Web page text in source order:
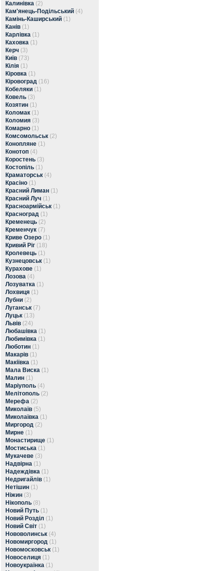
Калинівка (2)
Кам'янець-Подільський (4)
Камінь-Каширський (1)
Канів (1)
Карлівка (1)
Каховка (1)
Керч (3)
Київ (73)
Кілія (1)
Кіровка (1)
Кіровоград (16)
Кобеляки (1)
Ковель (3)
Козятин (1)
Коломак (1)
Коломия (3)
Комарно (1)
Комсомольськ (2)
Конопляне (1)
Конотоп (4)
Коростень (3)
Костопіль (1)
Краматорськ (4)
Красіно (1)
Красний Лиман (1)
Красний Луч (1)
Красноармійськ (1)
Красноград (1)
Кременець (2)
Кременчук (7)
Криве Озеро (1)
Кривий Ріг (18)
Кролевець (1)
Кузнецовськ (1)
Курахове (1)
Лозова (4)
Лозуватка (1)
Лохвиця (1)
Лубни (2)
Луганськ (7)
Луцьк (13)
Львів (24)
Любашівка (1)
Любимівка (1)
Люботин (1)
Макарів (1)
Макіївка (1)
Мала Виска (1)
Малин (1)
Маріуполь (4)
Мелітополь (2)
Мерефа (2)
Миколаїв (5)
Миколаївка (1)
Миргород (2)
Мирне (1)
Монастирище (1)
Мостиська (1)
Мукачеве (3)
Надвірна (1)
Надеждівка (1)
Недригайлів (1)
Нетішин (1)
Ніжин (3)
Нікополь (8)
Новий Путь (1)
Новий Розділ (1)
Новий Світ (1)
Нововолинськ (4)
Новомиргород (1)
Новомосковськ (1)
Новоселиця (1)
Новоукраїнка (1)